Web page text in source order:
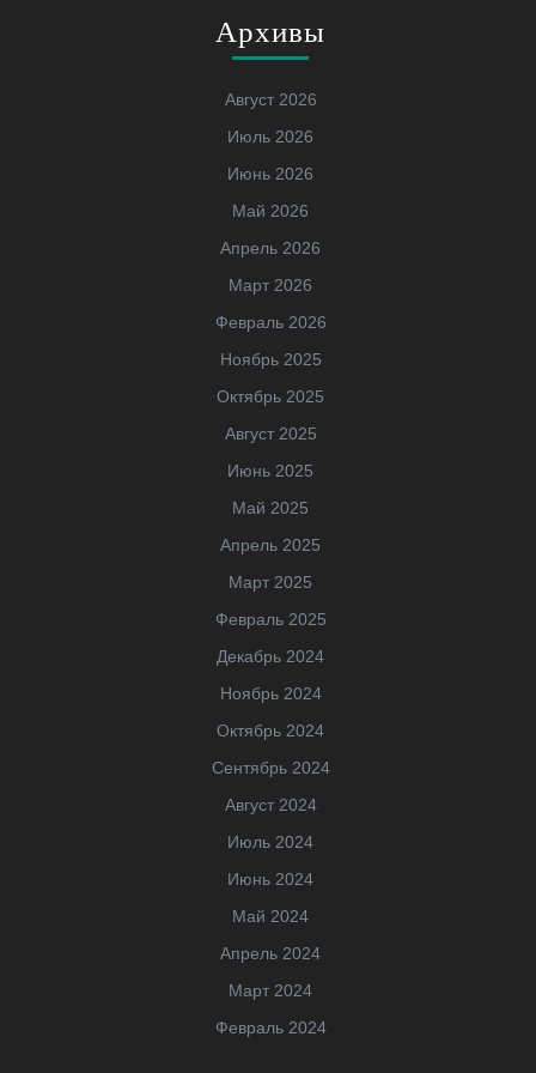
Архивы
Август 2026
Июль 2026
Июнь 2026
Май 2026
Апрель 2026
Март 2026
Февраль 2026
Ноябрь 2025
Октябрь 2025
Август 2025
Июнь 2025
Май 2025
Апрель 2025
Март 2025
Февраль 2025
Декабрь 2024
Ноябрь 2024
Октябрь 2024
Сентябрь 2024
Август 2024
Июль 2024
Июнь 2024
Май 2024
Апрель 2024
Март 2024
Февраль 2024